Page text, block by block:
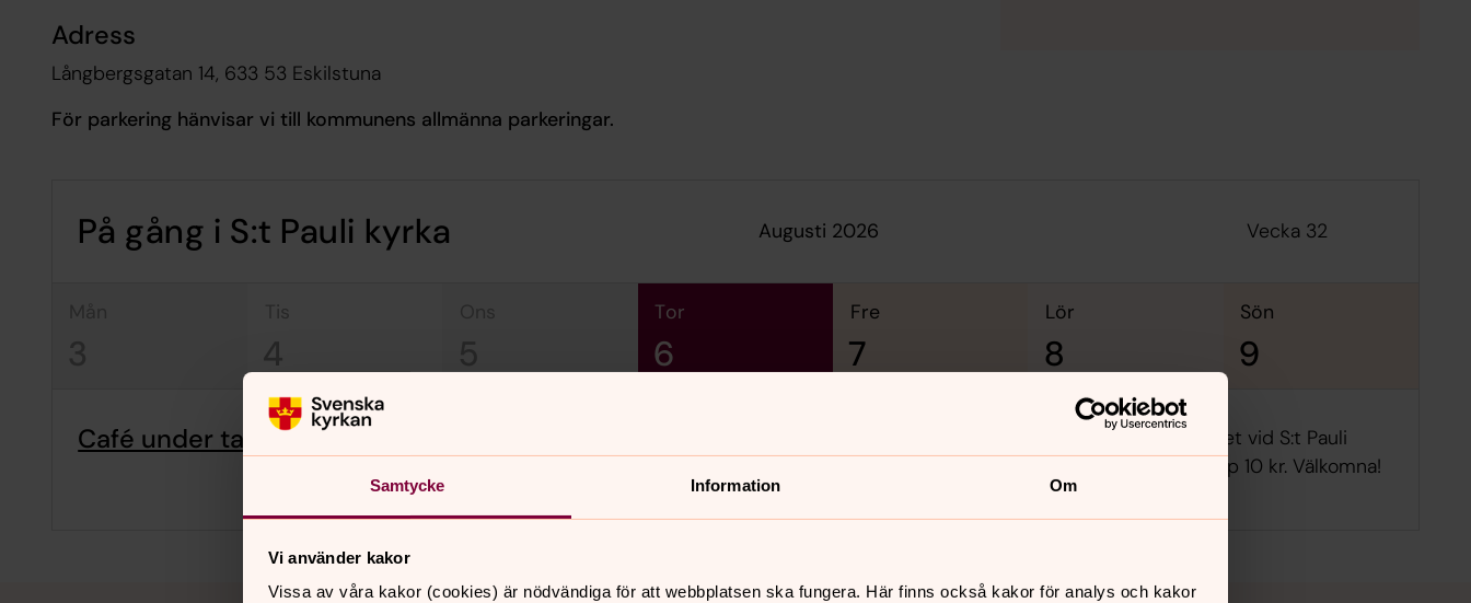
Samtycke Information Om
Vi använder kakor
Vissa av våra kakor (cookies) är nödvändiga för att webbplatsen ska fungera. Här finns också kakor för analys och kakor
Adress
Långbergsgatan 14, 633 53 Eskilstuna
För parkering hänvisar vi till kommunens allmänna parkeringar.
På gång i S:t Pauli kyrka augusti 2026 Vecka 32
tis
4
tor
6
fre
7
lör
8
sön
9
Café under taket
S:t Pauli kyrka
Ansvarig Jenny Heickell
Kom och ta en fika under taket vid S:t Pauli
kyrkas portar. Kaffe med dopp 10 kr. Välkomna!